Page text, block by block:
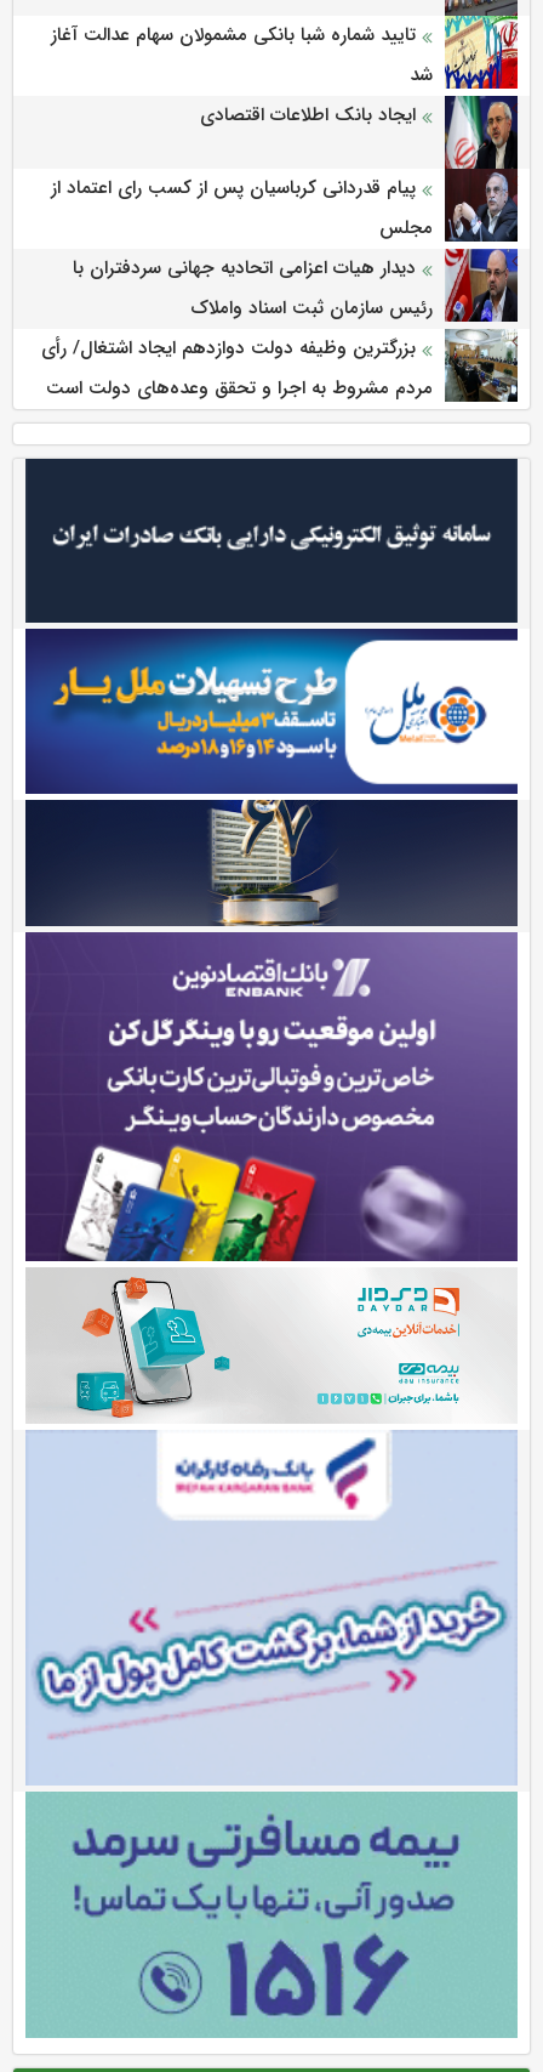
تایید شماره شبا بانکی مشمولان سهام عدالت آغاز
شد
ایجاد بانک اطلاعات اقتصادی
پیام قدردانی کرباسیان پس از کسب رای اعتماد از
مجلس
دیدار هیات اعزامی اتحادیه جهانی سردفتران با
رئیس سازمان ثبت اسناد واملاک
بزرگترین وظیفه دولت دوازدهم ایجاد اشتغال/ رأی
مردم مشروط به اجرا و تحقق وعده‌های دولت است